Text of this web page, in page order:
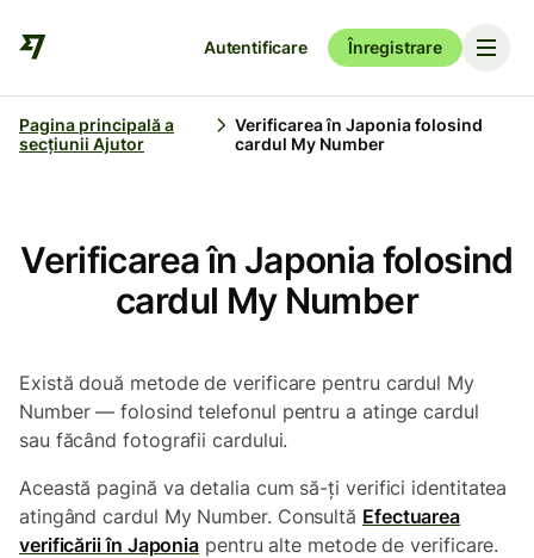
Autentificare Înregistrare
Pagina principală a
secțiunii Ajutor
Verificarea în Japonia folosind
cardul My Number
Verificarea în Japonia folosind
cardul My Number
Există două metode de verificare pentru cardul My
Number — folosind telefonul pentru a atinge cardul
sau făcând fotografii cardului.
Această pagină va detalia cum să-ți verifici identitatea
atingând cardul My Number. Consultă Efectuarea
verificării în Japonia pentru alte metode de verificare.